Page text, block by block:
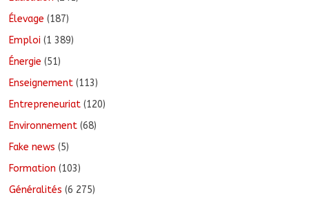
Élevage (187)
Emploi (1 389)
Énergie (51)
Enseignement (113)
Entrepreneuriat (120)
Environnement (68)
Fake news (5)
Formation (103)
Généralités (6 275)